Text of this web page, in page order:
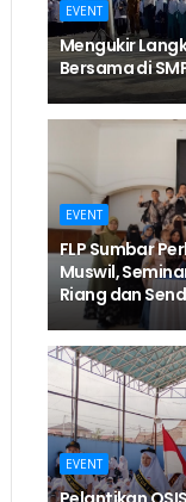
EVENT
Mengukir
Bersama di
EVENT
FLP Sumbar
Muswil,
Riang dan
EVENT